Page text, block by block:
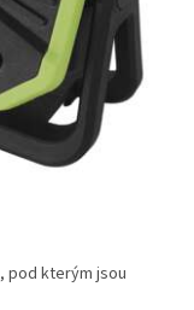
, pod kterým jsou